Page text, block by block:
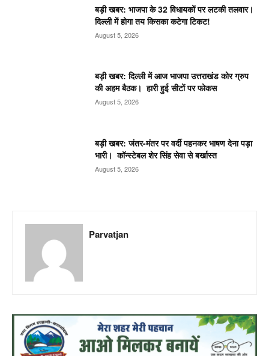
बड़ी खबर: भाजपा के 32 विधायकों पर लटकी तलवार।
दिल्ली में होगा तय किसका कटेगा टिकट!
August 5, 2026
बड़ी खबर: दिल्ली में आज भाजपा उत्तराखंड कोर ग्रुप
की अहम बैठक। हारी हुई सीटों पर फोकस
August 5, 2026
बड़ी खबर: जंतर-मंतर पर वर्दी पहनकर भाषण देना पड़ा
भारी। कॉन्स्टेबल शेर सिंह सेवा से बर्खास्त
August 5, 2026
Parvatjan